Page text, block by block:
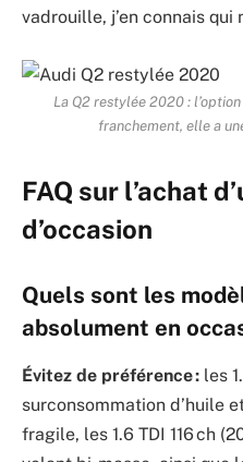
vadrouille, j’en connais qui
La Q2 restylée 2020 :
franchement, elle a
FAQ sur l’achat
d’occasion
Quels sont les
absolument en
Évitez de préférence : les
surconsommation d’huile
fragile, les 1.6 TDI 116 ch